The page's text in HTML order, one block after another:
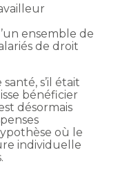
ensemble de
de droit
s’il était
bénéficier
désormais
où le
individuelle